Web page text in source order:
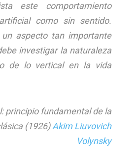
este comportamiento
como sin sentido.
aspecto tan importante
investigar la naturaleza
de lo vertical en la vida
principio fundamental de la
(1926)Akim Liuvovich
Volynsky